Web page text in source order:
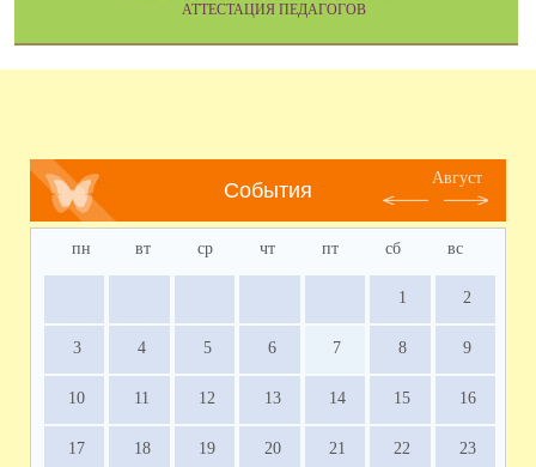
АТТЕСТАЦИЯ ПЕДАГОГОВ
События
Август
пн вт ср чт пт сб вс
1 2
3 4 5 6 7 8 9
10 11 12 13 14 15 16
17 18 19 20 21 22 23